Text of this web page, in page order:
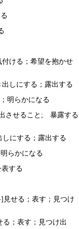
ける；希望を抱かせ
しにする；露出する
明らかになる
させること; 暴露する
にする；露出する
らかになる
する
せる；表す；見つけ
；表す；見つけ出